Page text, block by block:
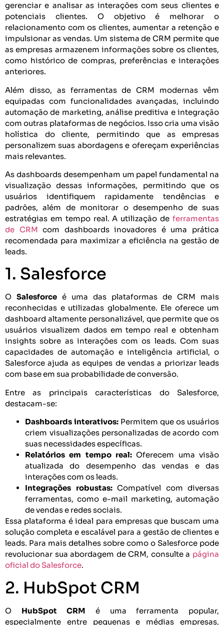
gerenciar e analisar as interações com seus clientes e
potenciais clientes. O objetivo é melhorar o
relacionamento com os clientes, aumentar a retenção e
impulsionar as vendas. Um sistema de CRM permite que
as empresas armazenem informações sobre os clientes,
como histórico de compras, preferências e interações
anteriores.
Além disso, as ferramentas de CRM modernas vêm
equipadas com funcionalidades avançadas, incluindo
automação de marketing, análise preditiva e integração
com outras plataformas de negócios. Isso cria uma visão
holística do cliente, permitindo que as empresas
personalizem suas abordagens e ofereçam experiências
mais relevantes.
As dashboards desempenham um papel fundamental na
visualização dessas informações, permitindo que os
usuários identifiquem rapidamente tendências e
padrões, além de monitorar o desempenho de suas
estratégias em tempo real. A utilização de ferramentas
de CRM com dashboards inovadores é uma prática
recomendada para maximizar a eficiência na gestão de
leads.
1. Salesforce
O Salesforce é uma das plataformas de CRM mais
reconhecidas e utilizadas globalmente. Ele oferece um
dashboard altamente personalizável, que permite que os
usuários visualizem dados em tempo real e obtenham
insights sobre as interações com os leads. Com suas
capacidades de automação e inteligência artificial, o
Salesforce ajuda as equipes de vendas a priorizar leads
com base em sua probabilidade de conversão.
Entre as principais características do Salesforce,
destacam-se:
Dashboards interativos: Permitem que os usuários
criem visualizações personalizadas de acordo com
suas necessidades específicas.
Relatórios em tempo real: Oferecem uma visão
atualizada do desempenho das vendas e das
interações com os leads.
Integrações robustas:Compatível com diversas
ferramentas, como e-mail marketing, automação
de vendas e redes sociais.
Essa plataforma é ideal para empresas que buscam uma
solução completa e escalável para a gestão de clientes e
leads. Para mais detalhes sobre como o Salesforce pode
revolucionar sua abordagem de CRM, consulte a página
oficial do Salesforce.
2. HubSpot CRM
O HubSpot CRM é uma ferramenta popular,
especialmente entre pequenas e médias empresas,